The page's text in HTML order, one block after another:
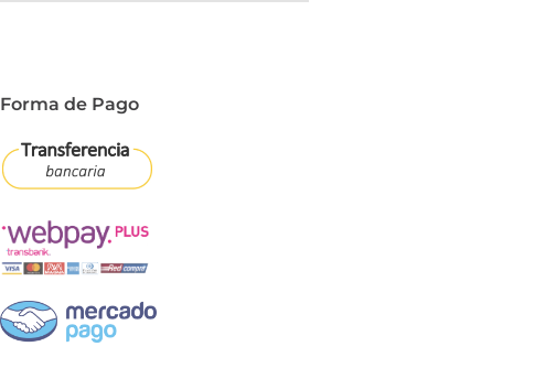
Forma de Pago